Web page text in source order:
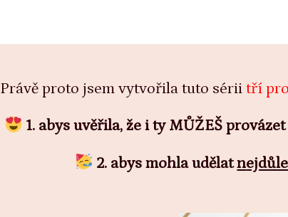
Právě proto jsem vytvořila tuto sériitří
1. abys uvěřila, že i ty MŮŽEŠ
2. abys mohla udělatn